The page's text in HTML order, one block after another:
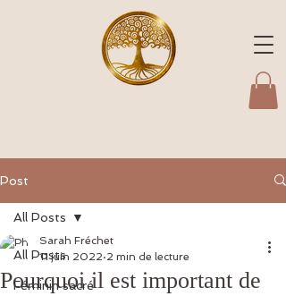
Post
All Posts
Féminin sacré
All Posts
Pourquoi il est important de
Sarah Fréchet
11 juin 2022 2 min de lecture